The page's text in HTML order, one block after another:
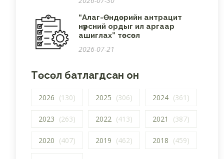
“Алаг-Өндөрийн антрацит
нүүрсний ордыг ил аргаар
ашиглах” төсөл
2026-07-21
Төсөл батлагдсан он
2026 (130) 2025 (306) 2024 (361)
2023 (263) 2022 (413) 2021 (387)
2020 (407) 2019 (462) 2018 (459)